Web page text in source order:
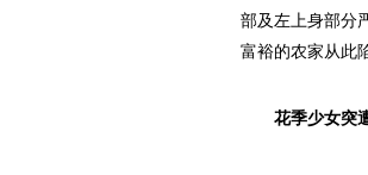
部及左上身部分
富裕的农家从
花季少女突